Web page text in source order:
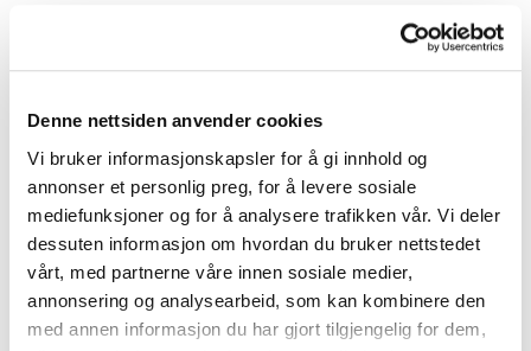
Denne nettsiden anvender cookies
Vi bruker informasjonskapsler for å gi innhold og
annonser et personlig preg, for å levere sosiale
mediefunksjoner og for å analysere trafikken vår. Vi deler
dessuten informasjon om hvordan du bruker nettstedet
vårt, med partnerne våre innen sosiale medier,
annonsering og analysearbeid, som kan kombinere den
med annen informasjon du har gjort tilgjengelig for dem,
langvarige smertetilstander. Behandlingen tar
utgangspunkt i den enkeltes ressurser og har som
knyttet til muskel-og skjelett, nevrologi og eldre.
Utdanning:
Master i psykomotorisk fysioterapi (UiT – Norges
arktiske universitet, 2022)
Bachelor i fysioterapi (OsloMet 2018)